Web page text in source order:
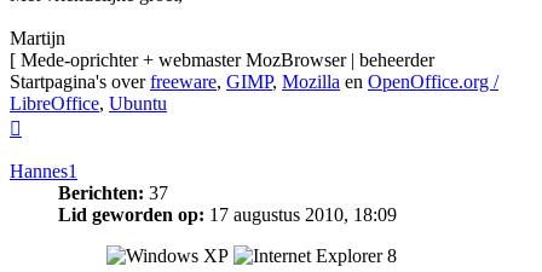
Martijn
[ Mede-oprichter + webmaster MozBrowser | beheerder
Startpagina's overfreeware, GIMP, Mozilla en OpenOffice.org /
LibreOffice, Ubuntu
Hannes1
Berichten: 37
Lid geworden op: 17 augustus 2010, 18:09